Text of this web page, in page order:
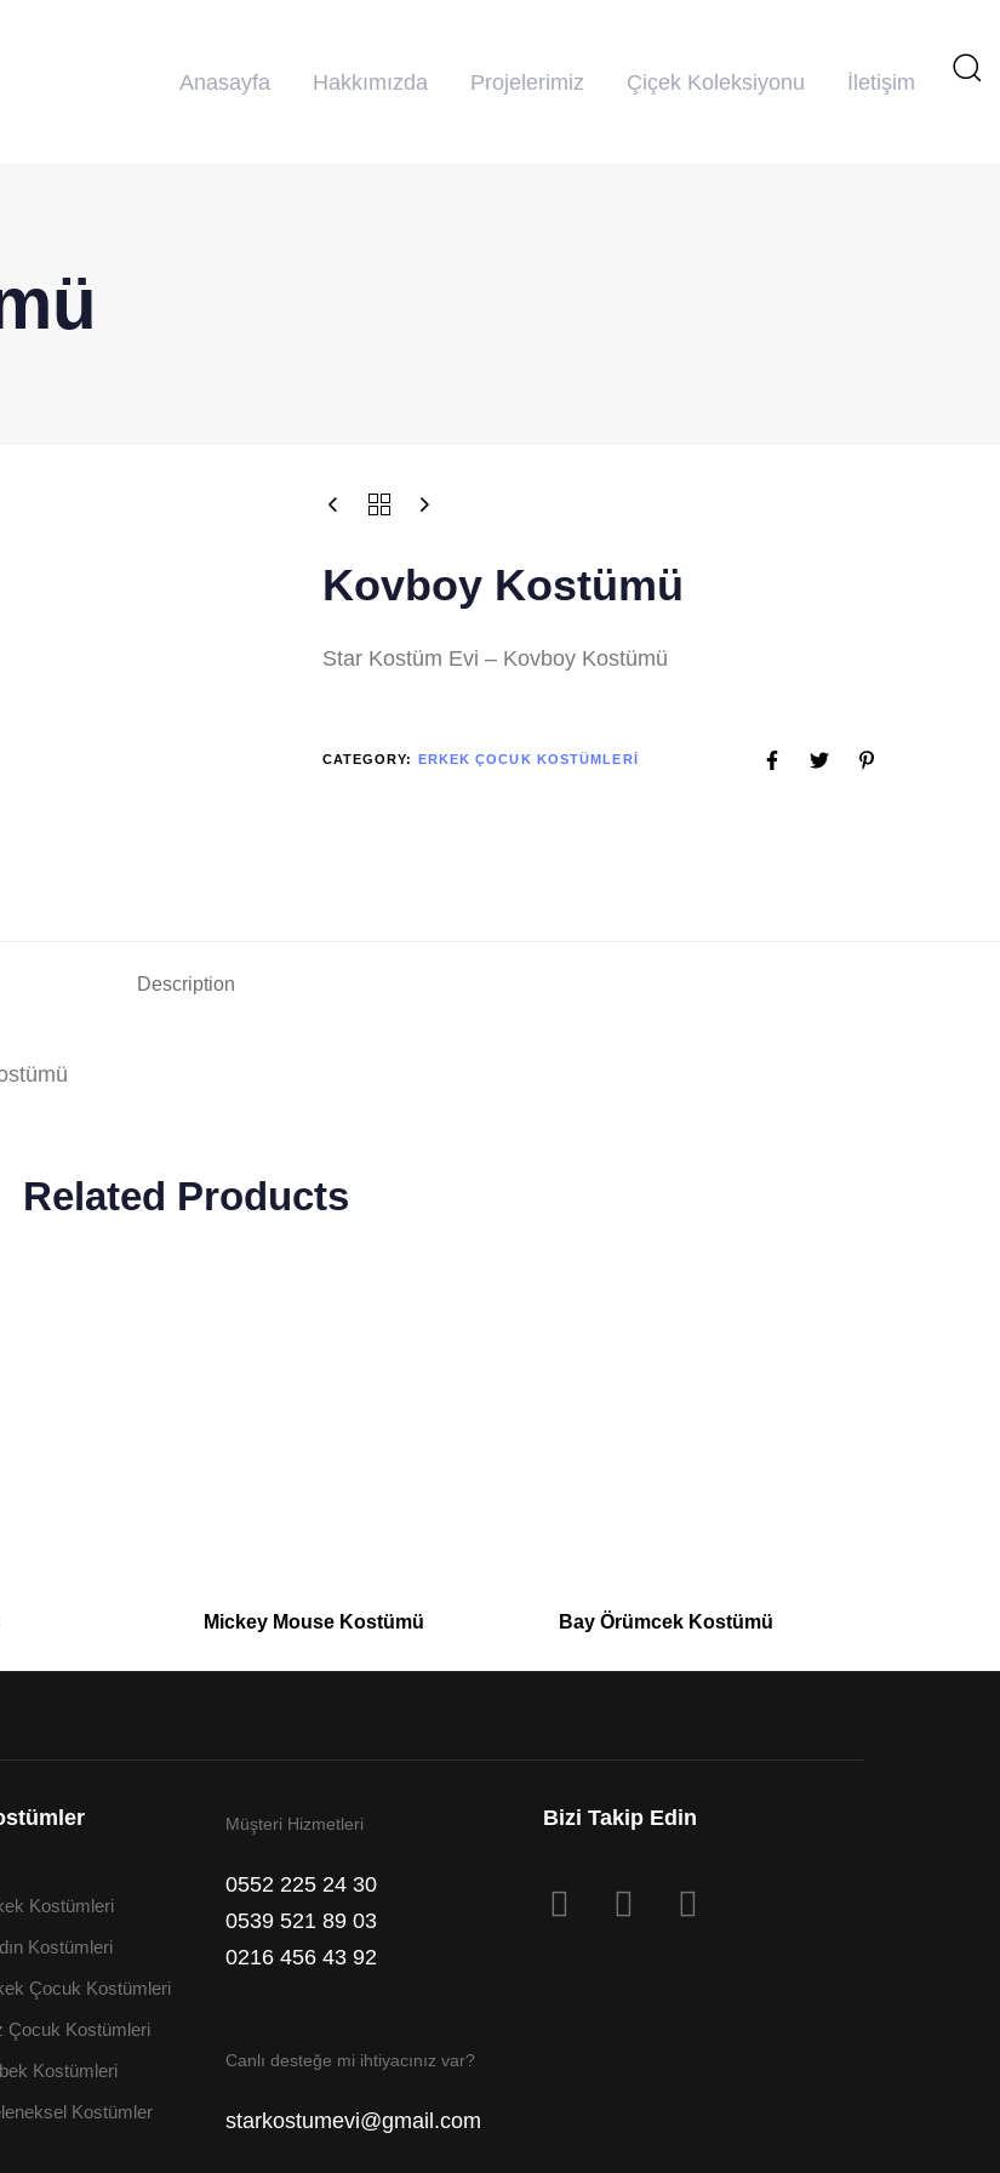
Anasayfa Hakkımızda Projelerimiz Çiçek Koleksiyonu İletişim
Kovboy Kostümü
Star Kostüm Evi – Kovboy Kostümü
CATEGORY: ERKEK ÇOCUK KOSTÜMLERI
Description
Related Products
Mickey Mouse Kostümü Bay Örümcek Kostümü
Kostümleri
Kostümleri
Çocuk Kostümleri
Çocuk Kostümleri
Kostümleri
Kostümler
Müşteri Hizmetleri
0552 225 24 30
0539 521 89 03
0216 456 43 92
Canlı desteğe mi ihtiyacınız var?
starkostumevi@gmail.com
Bizi Takip Edin